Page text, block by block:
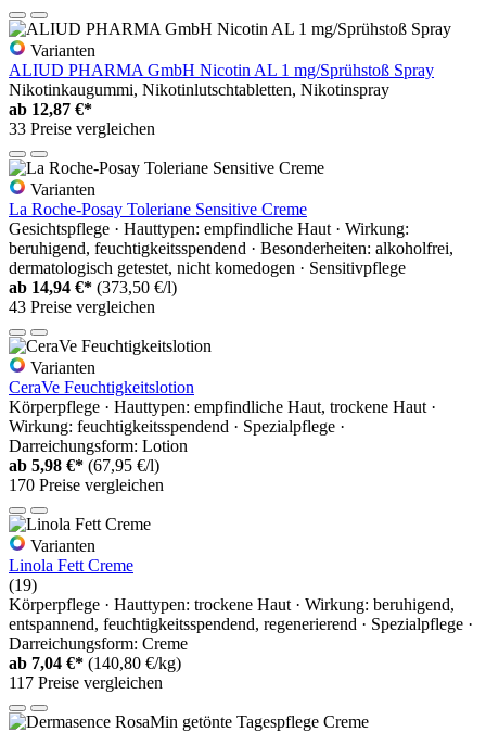
Varianten
ALIUD PHARMA GmbH Nicotin AL 1 mg/Sprühstoß Spray
Nikotinkaugummi, Nikotinlutschtabletten, Nikotinspray
ab 12,87 €*
33 Preise vergleichen
Varianten
La Roche-Posay Toleriane Sensitive Creme
Gesichtspflege · Hauttypen: empfindliche Haut · Wirkung:
beruhigend, feuchtigkeitsspendend · Besonderheiten: alkoholfrei,
dermatologisch getestet, nicht komedogen · Sensitivpflege
ab 14,94 €* (373,50 €/l)
43 Preise vergleichen
Varianten
CeraVe Feuchtigkeitslotion
Körperpflege · Hauttypen: empfindliche Haut, trockene Haut ·
Wirkung: feuchtigkeitsspendend · Spezialpflege ·
Darreichungsform: Lotion
ab 5,98 €* (67,95 €/l)
170 Preise vergleichen
Varianten
Linola Fett Creme
(19)
Körperpflege · Hauttypen: trockene Haut · Wirkung: beruhigend,
entspannend, feuchtigkeitsspendend, regenerierend · Spezialpflege ·
Darreichungsform: Creme
ab 7,04 €* (140,80 €/kg)
117 Preise vergleichen